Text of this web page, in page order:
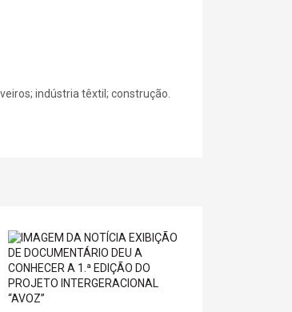
indústria têxtil; construção.